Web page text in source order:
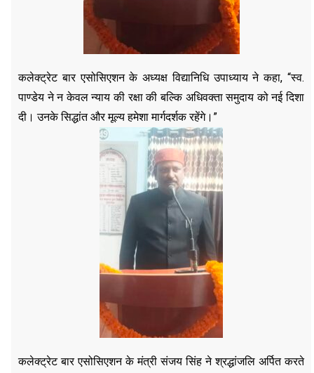
कलेक्ट्रेट बार एसोसिएशन के अध्यक्ष विद्यानिधि उपाध्याय ने कहा, “स्व.
पाण्डेय ने न केवल न्याय की रक्षा की बल्कि अधिवक्ता समुदाय को नई दिशा
दी। उनके सिद्धांत और मूल्य हमेशा मार्गदर्शक रहेंगे।”
कलेक्ट्रेट बार एसोसिएशन के मंत्री संजय सिंह ने श्रद्धांजलि अर्पित करते